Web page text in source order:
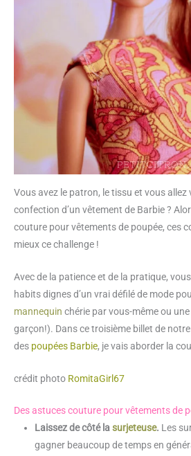
Vous avez le patron, le tissu et vous allez
confection d’un vêtement de Barbie ?
couture pour vêtements de poupée, ces
mieux ce challenge !
Avec de la patience et de la pratique,
habits dignes d’un vrai défilé de mode
mannequin chérie par vous-même ou
garçon!). Dans ce troisième billet de
des poupées Barbie, je vais aborder la
crédit photo RomitaGirl67
Des astuces couture pour vêtements de
Laissez de côté lasurjeteuse. Les
gagner beaucoup de temps en